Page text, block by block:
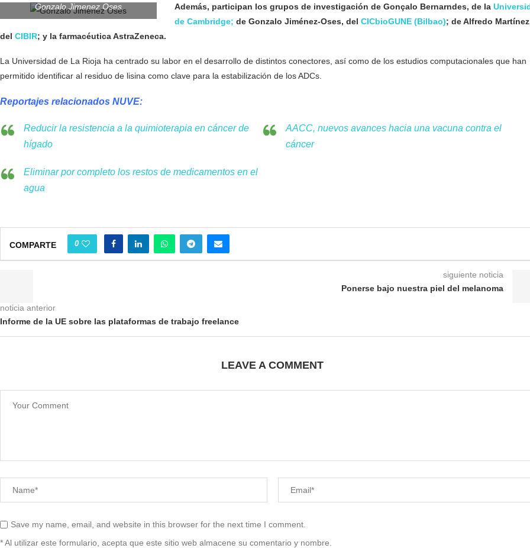
Gonzalo Jimenez Oses Además, participan los grupos de investigación de Gonçalo Bernarndes, de la
de Cambridge; de Gonzalo Jiménez-Oses, del CICbioGUNE (Bilbao); de Alfredo
del CIBIR; y la farmacéutica AstraZeneca.
La Universidad de La Rioja ha centrado su labor en el desarrollo de distintos conectores, así como de los estudios computacionales que han
permitido identificar al residuo de lisina como clave para la estabilización de los ADCs.
Reportajes relacionados NUVE:
Reducir la resistencia a la quimioterapia en cáncer de
hígado
AACC, nuevos avances hacia una vacuna contra el
cáncer
Eliminar por completo los restos de medicamentos en el
agua
COMPARTE 0
noticia anterior
Informe de la UE sobre las plataformas de trabajo freelance
siguiente noticia
Ponerse bajo nuestra piel del melanoma
LEAVE A COMMENT
Save my name, email, and website in this browser for the next time I comment.
* Al utilizar este formulario, acepta que este sitio web almacene su comentario y nombre.